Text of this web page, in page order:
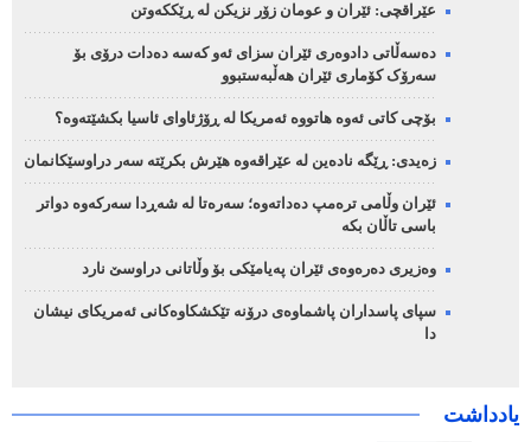
عێراقچی: ئێران و عومان زۆر نزیکن لە ڕێککەوتن
دەسەڵاتی دادوەری ئێران سزای ئەو کەسە دەدات درۆی بۆ
سەرۆک کۆماری ئێران هەڵبەستبوو
بۆچی کاتی ئەوە هاتووە ئەمریکا لە ڕۆژئاوای ئاسیا بکشێتەوە؟
زەیدی: ڕێگە نادەین لە عێراقەوە هێرش بکرێتە سەر دراوسێکانمان
ئێران وڵامی ترەمپ دەداتەوە؛ سەرەتا لە شەڕدا سەرکەوە دواتر
باسی تاڵان بکە
وەزیری دەرەوەی ئێران پەیامێکی بۆ وڵاتانی دراوسێ نارد
سپای پاسداران پاشماوەی درۆنە تێکشکاوەکانی ئەمریکای نیشان
دا
یادداشت